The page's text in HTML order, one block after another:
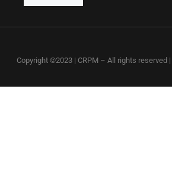
Copyright ©2023 | CRPM – All rights reserved